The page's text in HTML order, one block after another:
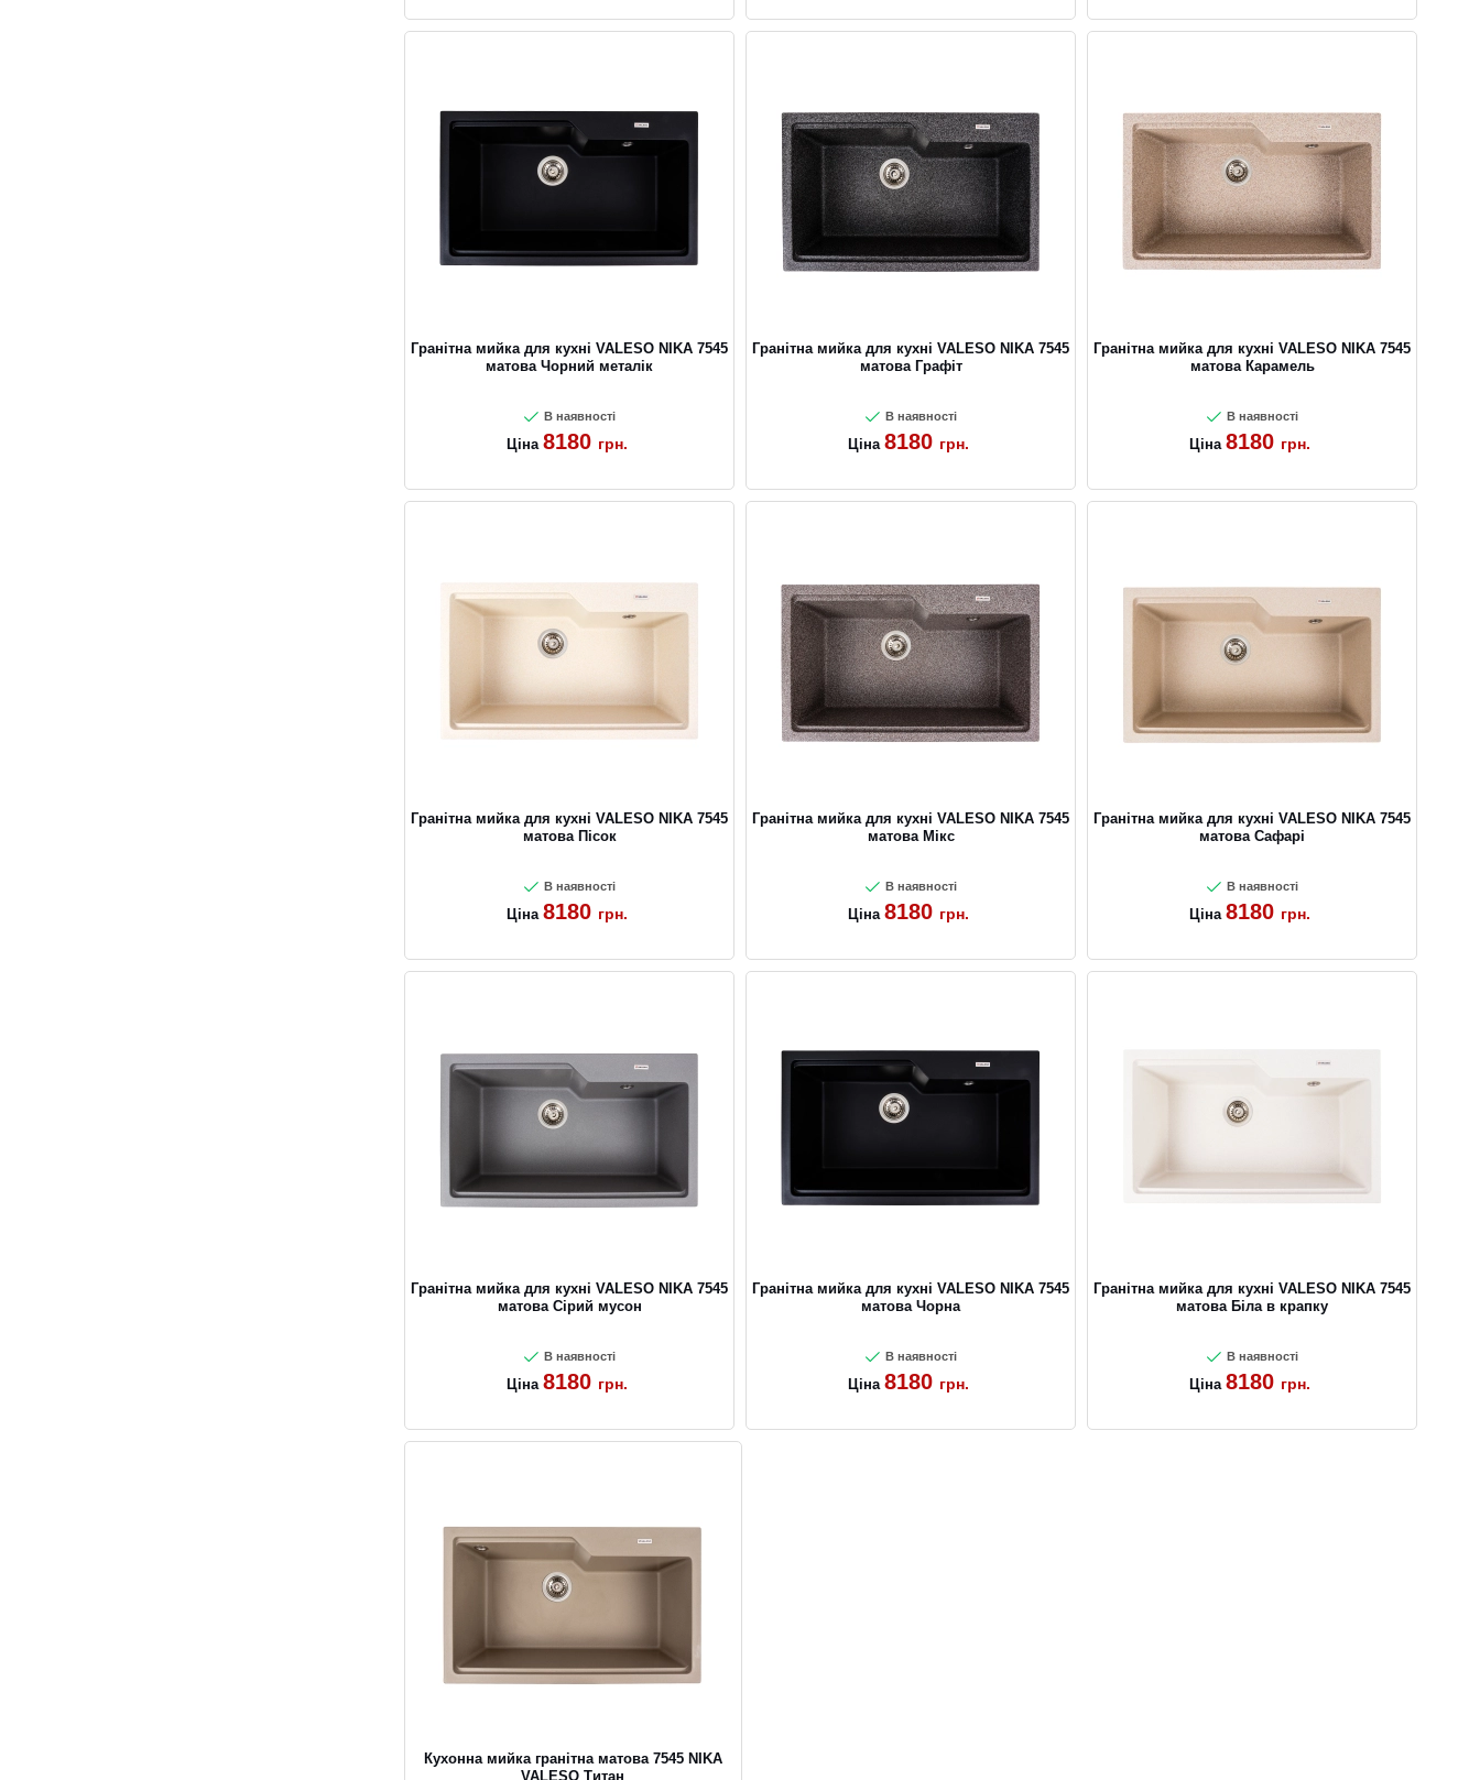
Гранітна мийка для кухні VALESO NIKA 7545
матова Чорний металік
В наявності
Ціна 8180 грн.
Гранітна мийка для кухні VALESO NIKA 7545
матова Графіт
В наявності
Ціна 8180 грн.
Гранітна мийка для кухні VALESO NIKA 7545
матова Карамель
В наявності
Ціна 8180 грн.
Гранітна мийка для кухні VALESO NIKA 7545
матова Пісок
В наявності
Ціна 8180 грн.
Гранітна мийка для кухні VALESO NIKA 7545
матова Мікс
В наявності
Ціна 8180 грн.
Гранітна мийка для кухні VALESO NIKA 7545
матова Сафарі
В наявності
Ціна 8180 грн.
Гранітна мийка для кухні VALESO NIKA 7545
матова Сірий мусон
В наявності
Ціна 8180 грн.
Гранітна мийка для кухні VALESO NIKA 7545
матова Чорна
В наявності
Ціна 8180 грн.
Гранітна мийка для кухні VALESO NIKA 7545
матова Біла в крапку
В наявності
Ціна 8180 грн.
Кухонна мийка гранітна матова 7545 NIKA
VALESO Титан